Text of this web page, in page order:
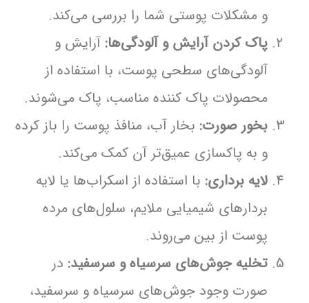
و مشکلات پوستی شما را بررسی می‌کند.
پاک کردن آرایش و آلودگی‌ها: آرایش و
آلودگی‌های سطحی پوست، با استفاده از
محصولات پاک کننده مناسب، پاک می‌شوند.
بخور صورت: بخار آب، منافذ پوست را باز کرده
و به پاکسازی عمیق‌تر آن کمک می‌کند.
لایه برداری: با استفاده از اسکراب‌ها یا لایه
بردارهای شیمیایی ملایم، سلول‌های مرده
پوست از بین می‌روند.
تخلیه جوش‌های سرسیاه و سرسفید: در
صورت وجود جوش‌های سرسیاه و سرسفید،